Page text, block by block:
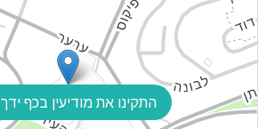
התקינו את מודיעין בכף ידך